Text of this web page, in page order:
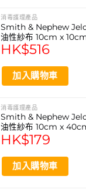
消毒護理產品
Smith & Nephew
油性紗布 10cm x
HK$516
加入購物車
消毒護理產品
Smith & Nephew
油性紗布 10cm x
HK$179
加入購物車